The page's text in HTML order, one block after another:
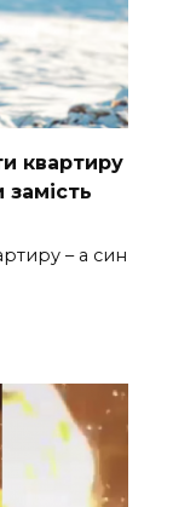
квартиру
– а син